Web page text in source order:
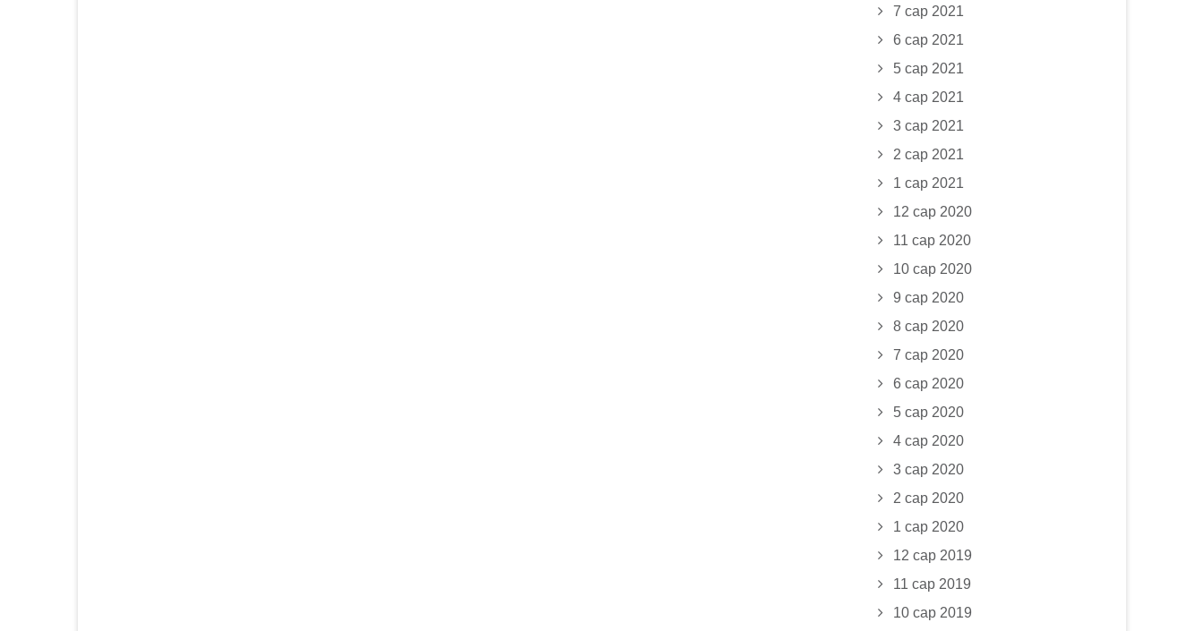
7 сар 2021
6 сар 2021
5 сар 2021
4 сар 2021
3 сар 2021
2 сар 2021
1 сар 2021
12 сар 2020
11 сар 2020
10 сар 2020
9 сар 2020
8 сар 2020
7 сар 2020
6 сар 2020
5 сар 2020
4 сар 2020
3 сар 2020
2 сар 2020
1 сар 2020
12 сар 2019
11 сар 2019
10 сар 2019